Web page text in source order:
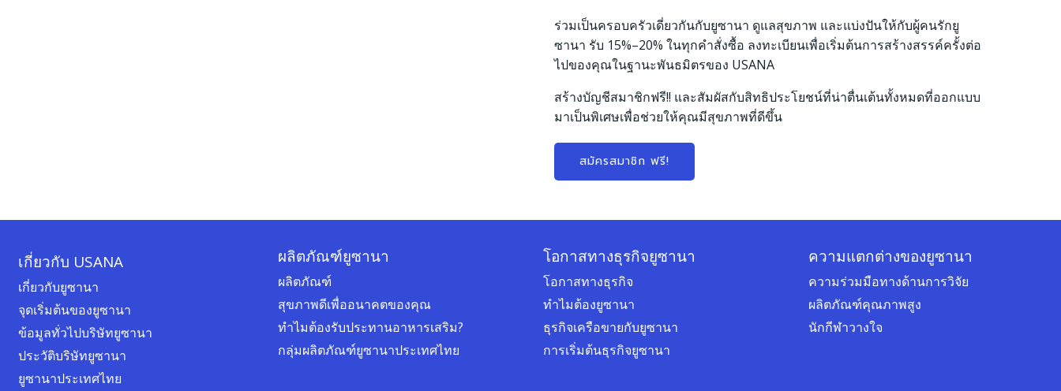
ร่วมเป็นครอบครัวเดี่ยวกันกับยูซานา ดูแลสุขภาพ และแบ่งปันให้กับผู้คนรักยู
ซานา รับ 15%–20% ในทุกคำสั่งซื้อ ลงทะเบียนเพื่อเริ่มต้นการสร้างสรรค์ครั้งต่อ
ไปของคุณในฐานะพันธมิตรของ USANA
สร้างบัญชีสมาชิกฟรี!! และสัมผัสกับสิทธิประโยชน์ที่น่าตื่นเต้นทั้งหมดที่ออกแบบ
มาเป็นพิเศษเพื่อช่วยให้คุณมีสุขภาพที่ดีขึ้น
สมัครสมาชิก ฟรี!
เกี่ยวกับ USANA
เกี่ยวกับยูซานา
จุดเริ่มต้นของยูซานา
ข้อมูลทั่วไปบริษัทยูซานา
ประวัติบริษัทยูซานา
ยูซานาประเทศไทย
ผลิตภัณฑ์ยูซานา
ผลิตภัณฑ์
สุขภาพดีเพื่ออนาคตของคุณ
ทำไมต้องรับประทานอาหารเสริม?
กลุ่มผลิตภัณฑ์ยูซานาประเทศไทย
โอกาสทางธุรกิจยูซานา
โอกาสทางธุรกิจ
ทำไมต้องยูซานา
ธุรกิจเครือขายกับยูซานา
การเริ่มต้นธุรกิจยูซานา
ความแตกต่างของยูซานา
ความร่วมมือทางด้านการวิจัย
ผลิตภัณฑ์คุณภาพสูง
นักกีฬาวางใจ